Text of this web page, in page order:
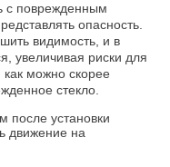
с поврежденным
опасность.
видимость, и в
увеличивая риски для
можно скорее
стекло.
после установки
движение на